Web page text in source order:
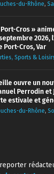
du-Rhône,
Cros »
2026,
Port-Cros, Var
Sports &
ouvre un
Perrodin et
estivale et
du-Rhône,